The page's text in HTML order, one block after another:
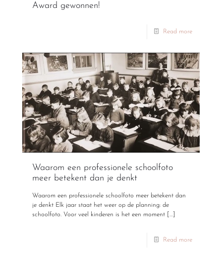
Award gewonnen!
Read more
Waarom een professionele schoolfoto
meer betekent dan je denkt
Waarom een professionele schoolfoto meer betekent dan
je denkt Elk jaar staat het weer op de planning: de
schoolfoto. Voor veel kinderen is het een moment […]
Read more